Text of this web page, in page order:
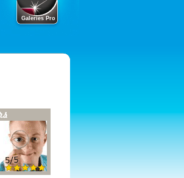
Galeries Pro